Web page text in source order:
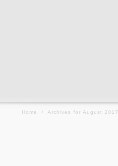
Home / Archives for August 2017